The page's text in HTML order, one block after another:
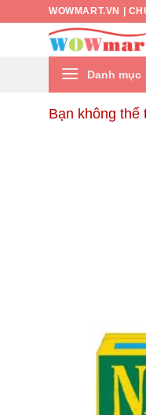
WOWMART.VN |
Danh mục
Bạn không thể